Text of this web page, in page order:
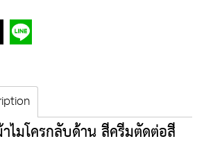
ไมโครกลับด้าน สีครีมตัดต่อสี